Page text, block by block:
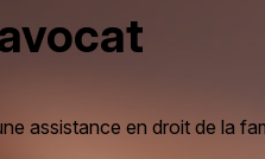
assistance en droit de